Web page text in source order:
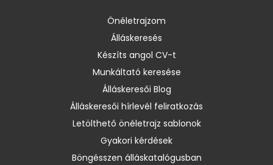
Önéletrajzom
Álláskeresés
Készíts angol CV-t
Munkáltató keresése
Álláskeresői Blog
Álláskeresői hírlevél feliratkozás
Letölthető önéletrajz sablonok
Gyakori kérdések
Böngésszen álláskatalógusban